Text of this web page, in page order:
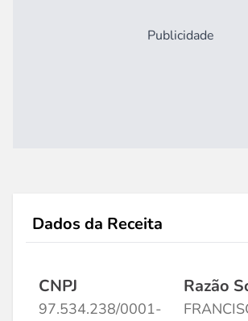
Publicidade
Dados da Receita
CNPJ
97.534.238/0001-
Razão